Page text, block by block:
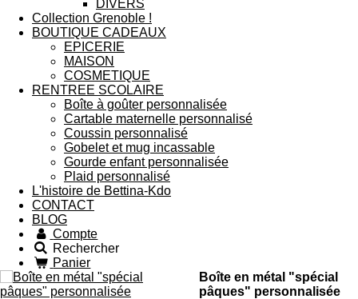
DIVERS
Collection Grenoble !
BOUTIQUE CADEAUX
EPICERIE
MAISON
COSMETIQUE
RENTREE SCOLAIRE
Boîte à goûter personnalisée
Cartable maternelle personnalisé
Coussin personnalisé
Gobelet et mug incassable
Gourde enfant personnalisée
Plaid personnalisé
L'histoire de Bettina-Kdo
CONTACT
BLOG
Compte
Rechercher
Panier
Boîte en métal "spécial
pâques" personnalisée